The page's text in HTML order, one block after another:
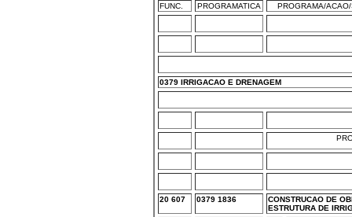
FUNC. PROGRAMATICA PROGRAMA/
0379 IRRIGACAO E DRENAGEM
20 607 0379 1836
CONSTRUCAO DE
ESTRUTURA DE